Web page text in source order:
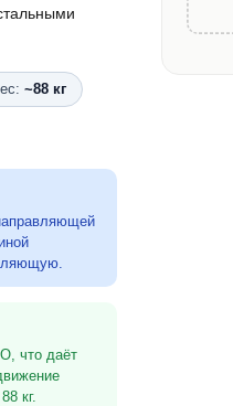
~88 кг
что даёт
кг.